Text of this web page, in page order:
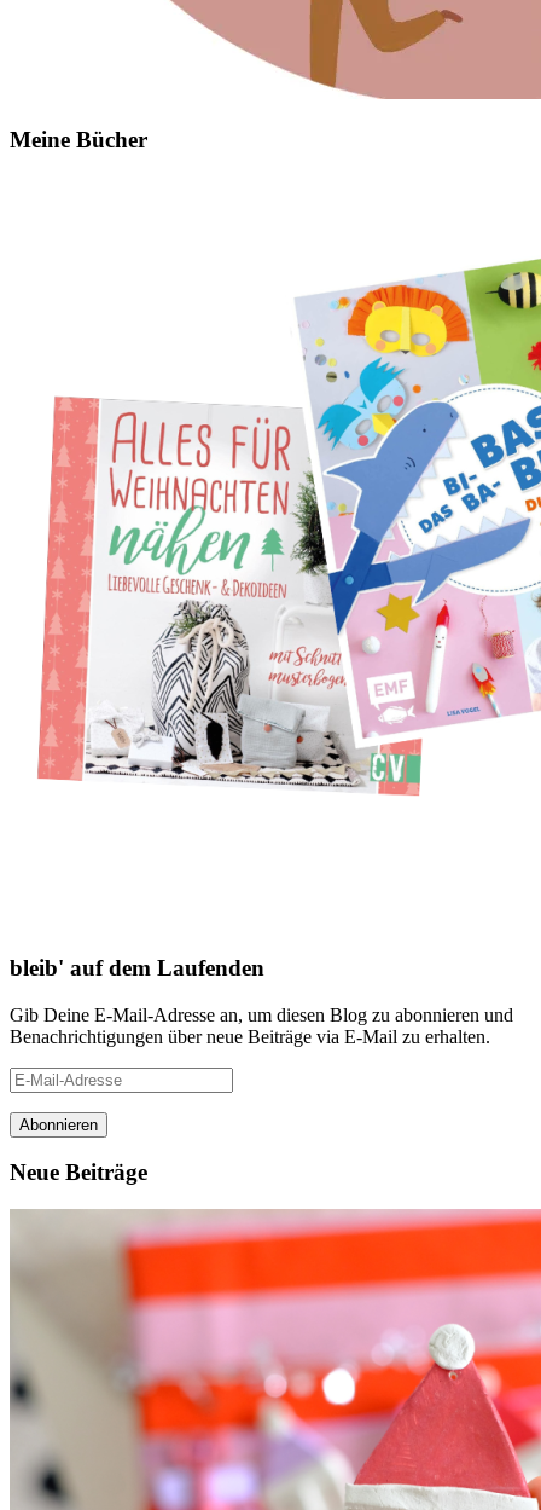
Meine Bücher
bleib' auf dem Laufenden
Gib Deine E-Mail-Adresse an, um diesen Blog zu abonnieren und
Benachrichtigungen über neue Beiträge via E-Mail zu erhalten.
E-
Mail-
Adresse
Neue Beiträge